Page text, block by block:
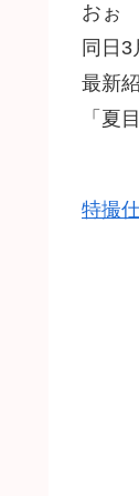
おぉ
同日
最新
「
特撮